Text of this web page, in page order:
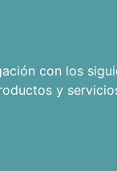
con los
y